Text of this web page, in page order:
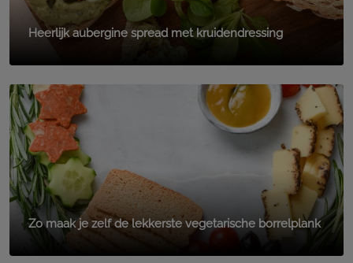
Heerlijk aubergine spread met kruidendressing
Zo maak je zelf de lekkerste vegetarische borrelplank